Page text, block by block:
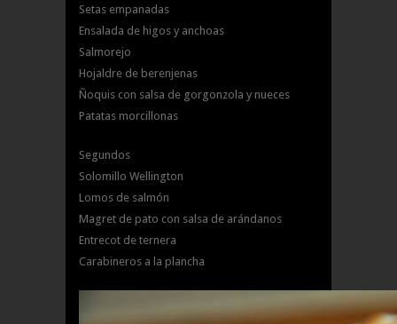
Setas empanadas
Ensalada de higos y anchoas
Salmorejo
Hojaldre de berenjenas
Ñoquis con salsa de gorgonzola y nueces
Patatas morcillonas
Segundos
Solomillo Wellington
Lomos de salmón
Magret de pato con salsa de arándanos
Entrecot de ternera
Carabineros a la plancha